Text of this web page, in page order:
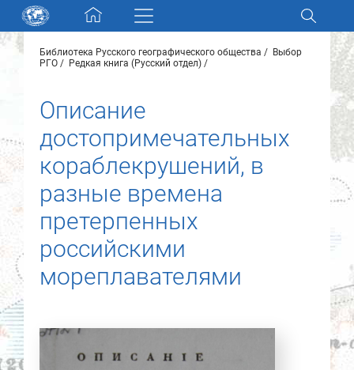
Skip navigation
Разделы и коллекции
Электронный каталог
Новости
О нас
Контакты
Партнеры
Найти
Библиотека Русского географического общества
Выбор
РГО
Редкая книга (Русский отдел)
Описание
достопримечательных
кораблекрушений, в
разные времена
претерпенных
российскими
мореплавателями